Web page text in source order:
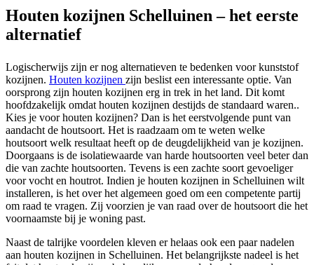
Houten kozijnen Schelluinen – het eerste
alternatief
Logischerwijs zijn er nog alternatieven te bedenken voor kunststof
kozijnen. Houten kozijnen zijn beslist een interessante optie. Van
oorsprong zijn houten kozijnen erg in trek in het land. Dit komt
hoofdzakelijk omdat houten kozijnen destijds de standaard waren..
Kies je voor houten kozijnen? Dan is het eerstvolgende punt van
aandacht de houtsoort. Het is raadzaam om te weten welke
houtsoort welk resultaat heeft op de deugdelijkheid van je kozijnen.
Doorgaans is de isolatiewaarde van harde houtsoorten veel beter dan
die van zachte houtsoorten. Tevens is een zachte soort gevoeliger
voor vocht en houtrot. Indien je houten kozijnen in Schelluinen wilt
installeren, is het over het algemeen goed om een competente partij
om raad te vragen. Zij voorzien je van raad over de houtsoort die het
voornaamste bij je woning past.
Naast de talrijke voordelen kleven er helaas ook een paar nadelen
aan houten kozijnen in Schelluinen. Het belangrijkste nadeel is het